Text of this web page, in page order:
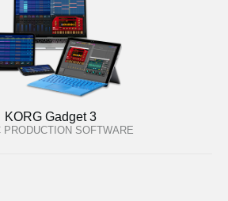
KORG Gadget 3
PRODUCTION SOFTWARE